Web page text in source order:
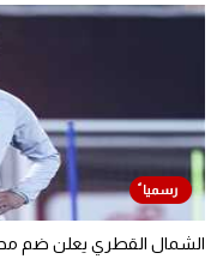
الشمال القطري يعلن ضم